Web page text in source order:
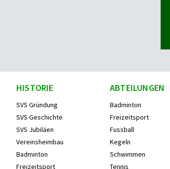
HISTORIE
SVS Gründung
SVS Geschichte
SVS Jubiläen
Vereinsheimbau
Badminton
Freizeitsport
ABTEILUNGEN
Badminton
Freizeitsport
Fussball
Kegeln
Schwimmen
Tennis